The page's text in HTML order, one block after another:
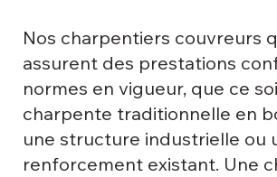
Nos charpentiers couvreurs
assurent des prestations
normes en vigueur, que ce
charpente traditionnelle en
une structure industrielle ou
renforcement existant. Une